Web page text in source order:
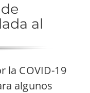
al
la COVID-19
algunos